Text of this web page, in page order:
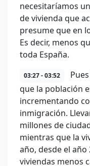
necesitaríamos
de vivienda que
presume que en
Es decir, menos
toda España.
03:27 - 03:52
que la población
incrementando
inmigración.
millones de
mientras que la
año, desde el año
viviendas menos